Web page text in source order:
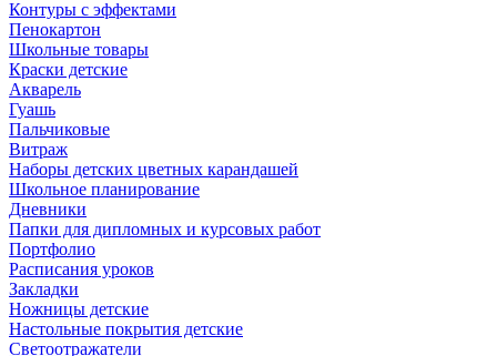
Контуры с эффектами
Пенокартон
Школьные товары
Краски детские
Акварель
Гуашь
Пальчиковые
Витраж
Наборы детских цветных карандашей
Школьное планирование
Дневники
Папки для дипломных и курсовых работ
Портфолио
Расписания уроков
Закладки
Ножницы детские
Настольные покрытия детские
Светоотражатели